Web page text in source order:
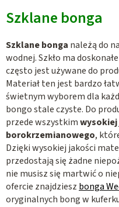
Szklane bonga
Szklane bonga należą do
wodnej. Szkło ma
często jest używane do
Materiał ten jest bardzo
świetnym wyborem dla
bongo stale czyste. Do
przede wszystkimwysokiej
borokrzemianowego,
Dzięki wysokiej jakości
przedostają się żadne
nie musisz się martwić o
ofercie znajdziesz bonga
oryginalnych bong w